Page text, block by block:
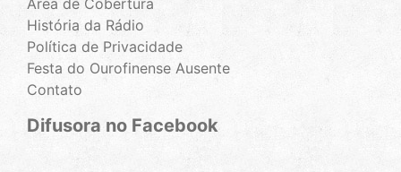
História da Rádio
Política de Privacidade
Festa do Ourofinense Ausente
Contato
Difusora no Facebook